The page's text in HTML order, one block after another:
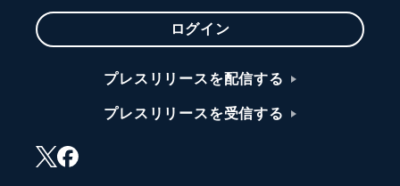
ログイン
プレスリリースを配信する
プレスリリースを受信する